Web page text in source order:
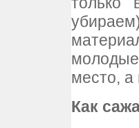
молодые
место,
Как